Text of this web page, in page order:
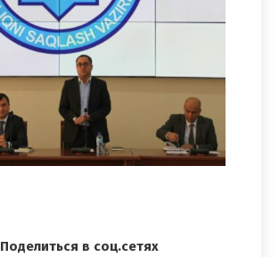
Поделиться в соц.сетях